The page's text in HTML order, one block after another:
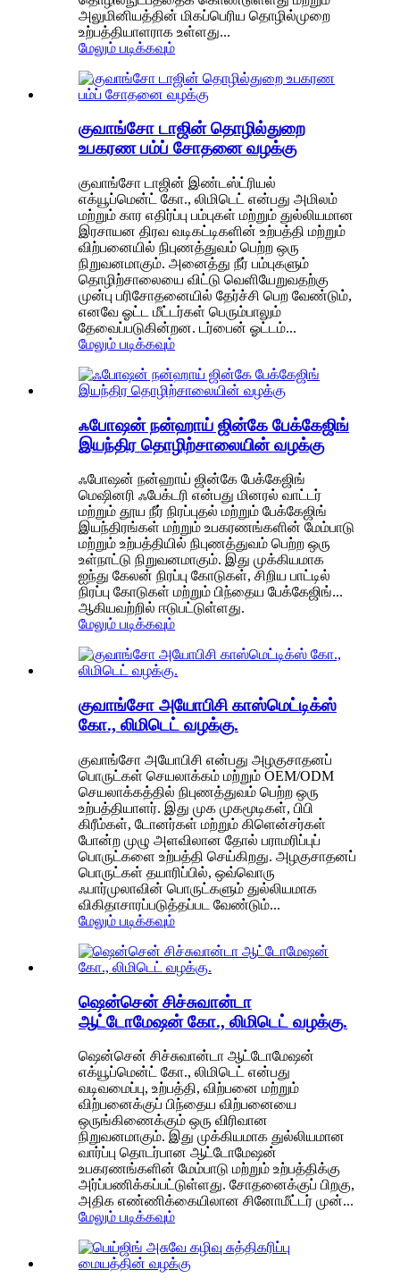
அலுமினியத்தின் மிகப்பெரிய தொழில்முறை
உற்பத்தியாளராக உள்ளது...
மேலும் படிக்கவும்
குவாங்சோ டாஜின் தொழில்துறை
உபகரண பம்ப் சோதனை வழக்கு
குவாங்சோ டாஜின் இண்டஸ்ட்ரியல்
எக்யூப்மென்ட் கோ., லிமிடெட் என்பது அமிலம்
மற்றும் கார எதிர்ப்பு பம்புகள் மற்றும் துல்லியமான
இரசாயன திரவ வடிகட்டிகளின் உற்பத்தி மற்றும்
விற்பனையில் நிபுணத்துவம் பெற்ற ஒரு
நிறுவனமாகும். அனைத்து நீர் பம்புகளும்
தொழிற்சாலையை விட்டு வெளியேறுவதற்கு
முன்பு பரிசோதனையில் தேர்ச்சி பெற வேண்டும்,
எனவே ஓட்ட மீட்டர்கள் பெரும்பாலும்
தேவைப்படுகின்றன. டர்பைன் ஓட்டம்...
மேலும் படிக்கவும்
ஃபோஷன் நன்ஹாய் ஜின்கே பேக்கேஜிங்
இயந்திர தொழிற்சாலையின் வழக்கு
ஃபோஷன் நன்ஹாய் ஜின்கே பேக்கேஜிங்
மெஷினரி ஃபேக்டரி என்பது மினரல் வாட்டர்
மற்றும் தூய நீர் நிரப்புதல் மற்றும் பேக்கேஜிங்
இயந்திரங்கள் மற்றும் உபகரணங்களின் மேம்பாடு
மற்றும் உற்பத்தியில் நிபுணத்துவம் பெற்ற ஒரு
உள்நாட்டு நிறுவனமாகும். இது முக்கியமாக
ஐந்து கேலன் நிரப்பு கோடுகள், சிறிய பாட்டில்
நிரப்பு கோடுகள் மற்றும் பிந்தைய பேக்கேஜிங்...
ஆகியவற்றில் ஈடுபட்டுள்ளது.
மேலும் படிக்கவும்
குவாங்சோ அயோபிசி காஸ்மெட்டிக்ஸ்
கோ., லிமிடெட் வழக்கு.
குவாங்சோ அயோபிசி என்பது அழகுசாதனப்
பொருட்கள் செயலாக்கம் மற்றும் OEM/ODM
செயலாக்கத்தில் நிபுணத்துவம் பெற்ற ஒரு
உற்பத்தியாளர். இது முக முகமூடிகள், பிபி
கிரீம்கள், டோனர்கள் மற்றும் கிளென்சர்கள்
போன்ற முழு அளவிலான தோல் பராமரிப்புப்
பொருட்களை உற்பத்தி செய்கிறது. அழகுசாதனப்
பொருட்கள் தயாரிப்பில், ஒவ்வொரு
ஃபார்முலாவின் பொருட்களும் துல்லியமாக
விகிதாசாரப்படுத்தப்பட வேண்டும்...
மேலும் படிக்கவும்
ஷென்சென் சிச்சுவான்டா
ஆட்டோமேஷன் கோ., லிமிடெட் வழக்கு.
ஷென்சென் சிச்சுவான்டா ஆட்டோமேஷன்
எக்யூப்மென்ட் கோ., லிமிடெட் என்பது
வடிவமைப்பு, உற்பத்தி, விற்பனை மற்றும்
விற்பனைக்குப் பிந்தைய விற்பனையை
ஒருங்கிணைக்கும் ஒரு விரிவான
நிறுவனமாகும். இது முக்கியமாக துல்லியமான
வார்ப்பு தொடர்பான ஆட்டோமேஷன்
உபகரணங்களின் மேம்பாடு மற்றும் உற்பத்திக்கு
அர்ப்பணிக்கப்பட்டுள்ளது. சோதனைக்குப் பிறகு,
அதிக எண்ணிக்கையிலான சினோமீட்டர் முன்...
மேலும் படிக்கவும்